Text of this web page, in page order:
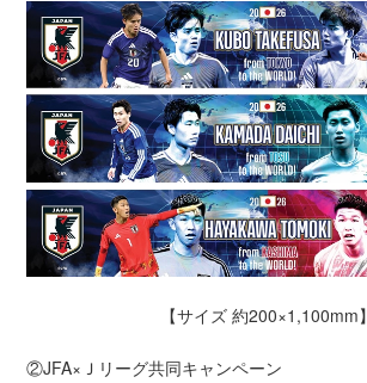
【サイズ 約200×1,100mm】
②JFA×Ｊリーグ共同キャンペーン